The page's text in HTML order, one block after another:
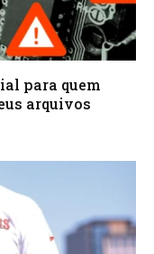
para quem
arquivos